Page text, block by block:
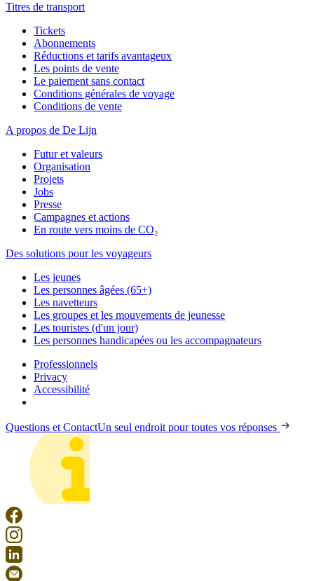
Titres de transport
Tickets
Abonnements
Réductions et tarifs avantageux
Les points de vente
Le paiement sans contact
Conditions générales de voyage
Conditions de vente
A propos de De Lijn
Futur et valeurs
Organisation
Projets
Jobs
Presse
Campagnes et actions
En route vers moins de CO₂
Des solutions pour les voyageurs
Les jeunes
Les personnes âgées (65+)
Les navetteurs
Les groupes et les mouvements de jeunesse
Les touristes (d'un jour)
Les personnes handicapées ou les accompagnateurs
Professionnels
Privacy
Accessibilité
Questions et ContactUn seul endroit pour toutes vos réponses